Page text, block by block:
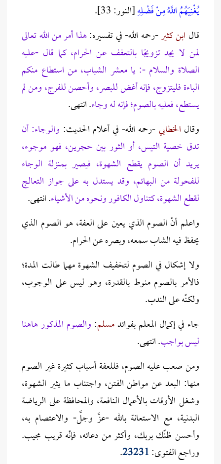
يُغْنِيَهُمُ اللَّهُ مِنْ فَضْلِهِ[النور: 33].
قال ابن كثير-رحمه الله- في تفسيره:هذا أمر من الله تعالى
لمن لا يجد تزويجًا بالتعفف عن الحرام، كما قال -عليه
الصلاة والسلام -: يا معشر الشباب، من استطاع منكم
الباءة فليتزوج، فإنه أغض للبصر، وأحصن للفرج، ومن لم
يستطع، فعليه بالصوم؛ فإنه له وجاء. انتهى.
وقال الخطابي-رحمه الله- في أعلام الحديث: والوجاء: أن
تدق خصية التيس، أو الثور بين حجرين، فهو موجوء،
يريد أن الصوم يقطع الشهوة، فيصير بمنزلة الوجاء
للفحولة من البهائم، وقد يستدل به على جواز التعالج
لقطع الشهوة، كتناول الكافور ونحوه من الأشياء. انتهى.
واعلم أنّ الصوم الذي يعين على العفة، هو الصوم الذي
يحفظ فيه الشاب سمعه، وبصره عن الحرام.
ولا إشكال في الصوم لتخفيف الشهوة مهما طالت المدة؛
فالأمر بالصوم منوط بالقدرة، وهو ليس على الوجوب،
ولكنّه على الندب.
جاء في إكمال المعلم بفوائدمسلم: والصوم المذكور هاهنا
ليس بواجب. انتهى.
ومن صعب عليه الصوم،فللعفة أسباب كثيرة غير الصوم
منها: البعد عن مواطن الفتن، واجتناب ما يثير الشهوة،
وشغل الأوقات بالأعمال النافعة، والمحافظة على الرياضة
البدنية، مع الاستعانة بالله -عزَّ وجلَّ- والاعتصام به،
وأحسن ظنّك بربك، وأكثر من دعائه، فإنّه قريب مجيب.
وراجع الفتوى:23231
.